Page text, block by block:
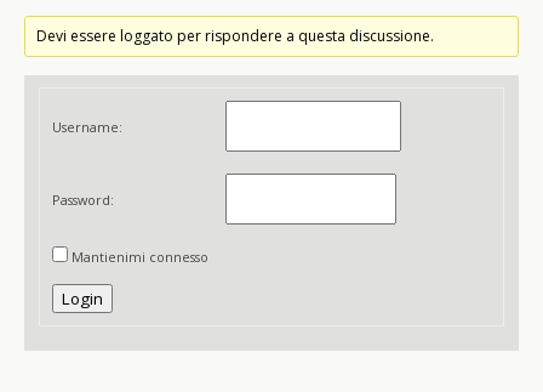
Devi essere loggato per rispondere a questa discussione.
Username:
Password:
Mantienimi connesso
Login